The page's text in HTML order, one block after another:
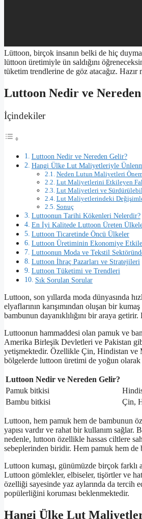
Lüttoon, birçok insanın belki de hiç
lüttoon üretimiyle ün saldığını
tüketim trendlerine de göz atacağız. Hazır
Luttoon Nedir ve
İçindekiler
Luttoon Nedir ve Nereden Gelir?
Hangi Ülke Lut Maliyetleriyle
Neden Lutun Maliyetleri
Lut Maliyetlerini Etkileyen
Lut Maliyetleri ve
Lut Maliyetlerindeki
Sonuç
Luttoonun Tarihi Kökenleri Nelerdir?
En İyi Kalitede Luttoon Üreten
Luttoon Ticaretinde Öncü Ülkeler
Luttoon Üretiminin Ekonomiye
Luttoonun Moda ve Tekstil
Luttoon İhraç Pazarları ve Stratejileri
Luttoon Tüketimi ve Trendleri
Sık Sorulan Sorular
Luttoon, son yıllarda moda dünyasında
elyaflarının karışımından oluşan bir
bambunun dayanıklılığını bir araya
Luttoonun hammaddesi olan pamuk ve
Amerika Birleşik Devletleri ve Pakistan
yetişmektedir. Özellikle Çin, Hindistan
bölgelerde luttoon üretimi de yoğun olarak
Luttoon Nedir ve Nereden Gelir?
Pamuk bitkisi
Bambu bitkisi
Çin,
Luttoon, hem pamuk hem de bambunun
yapısı vardır ve rahat bir kullanım
nedenle, luttoon özellikle hassas ciltlere
sebeplerinden biridir. Hem pamuk hem
Luttoon kumaşı, günümüzde birçok farklı
Luttoon gömlekler, elbiseler, tişörtler ve
özelliği sayesinde yaz aylarında da tercih
popülerliğini koruması beklenmektedir.
Hangi Ülke Lut